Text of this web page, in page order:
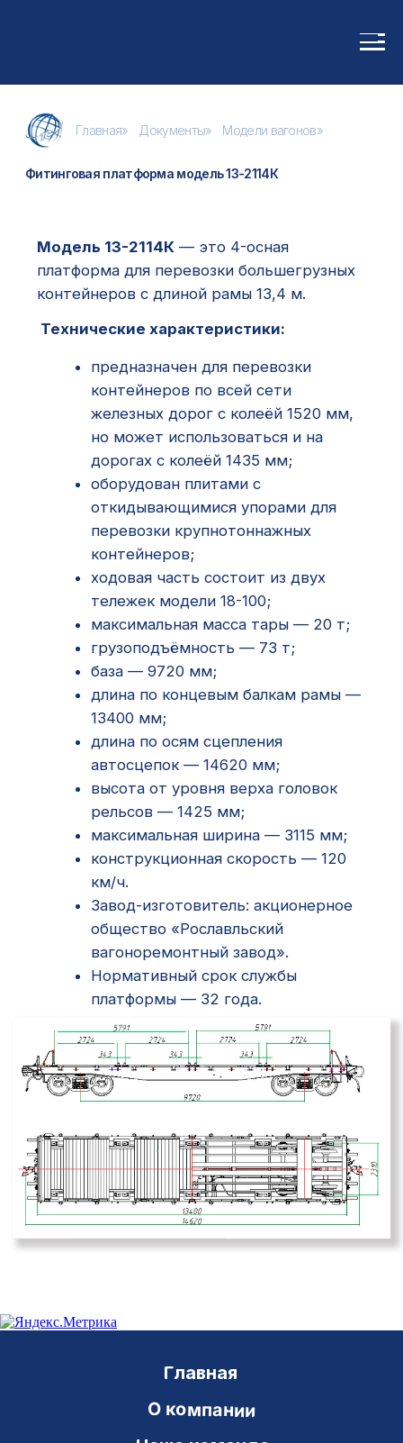
Фитинговая платформа модель 13-2114К
Модель 13-2114К— это 4-осная
предназначен для перевозки
контейнеров по всей сети
железных дорог с колеёй 1520 мм,
дорогах с колеёй 1435 мм;
откидывающимися упорами для
перевозки крупнотоннажных
контейнеров;
ходовая часть состоит из двух
максимальная масса тары — 20 т;
грузоподъёмность — 73 т;
база — 9720 мм;
длина по концевым балкам рамы —
13400 мм;
длина по осям сцепления
автосцепок — 14620 мм;
высота от уровня верха головок
рельсов — 1425 мм;
максимальная ширина — 3115 мм;
конструкционная скорость — 120
км/ч.
Завод-изготовитель: акционерное
общество «Рославльский
вагоноремонтный завод».
Нормативный срок службы
платформы — 32 года.
Перевалка груза на границе
Сопровождение перевозки
Контейнерные перевозки
Модели вагонов
Документы
Нумерация вагонов
Грузоотправление
Предоставление вагонов
Услуги
Отзывы
Наша команда
О компании
Главная